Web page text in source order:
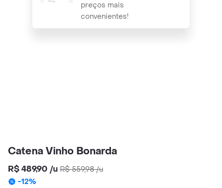
preços mais
convenientes!
Catena Vinho Bonarda
R$ 489,90 /u R$ 559,98/u
-12%